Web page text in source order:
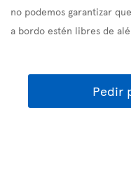
no podemos garantizar
a bordo estén libres de
Pedir